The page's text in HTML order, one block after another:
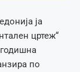
ја
цртеж“
по